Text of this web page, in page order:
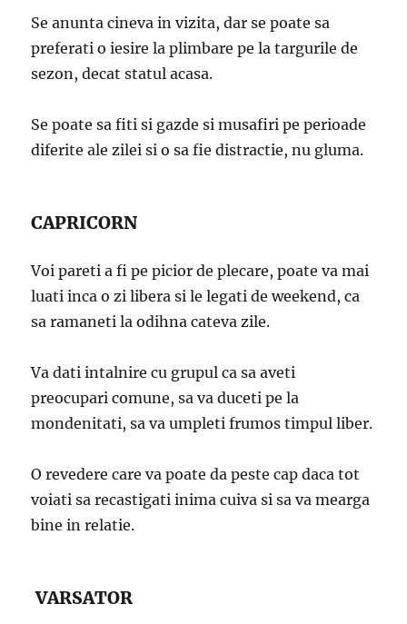
Se anunta cineva in vizita, dar se poate sa
preferati o iesire la plimbare pe la targurile de
sezon, decat statul acasa.
Se poate sa fiti si gazde si musafiri pe perioade
diferite ale zilei si o sa fie distractie, nu gluma.
CAPRICORN
Voi pareti a fi pe picior de plecare, poate va mai
luati inca o zi libera si le legati de weekend, ca
sa ramaneti la odihna cateva zile.
Va dati intalnire cu grupul ca sa aveti
preocupari comune, sa va duceti pe la
mondenitati, sa va umpleti frumos timpul liber.
O revedere care va poate da peste cap daca tot
voiati sa recastigati inima cuiva si sa va mearga
bine in relatie.
VARSATOR